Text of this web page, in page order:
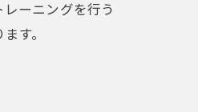
ーニングを行う
す。